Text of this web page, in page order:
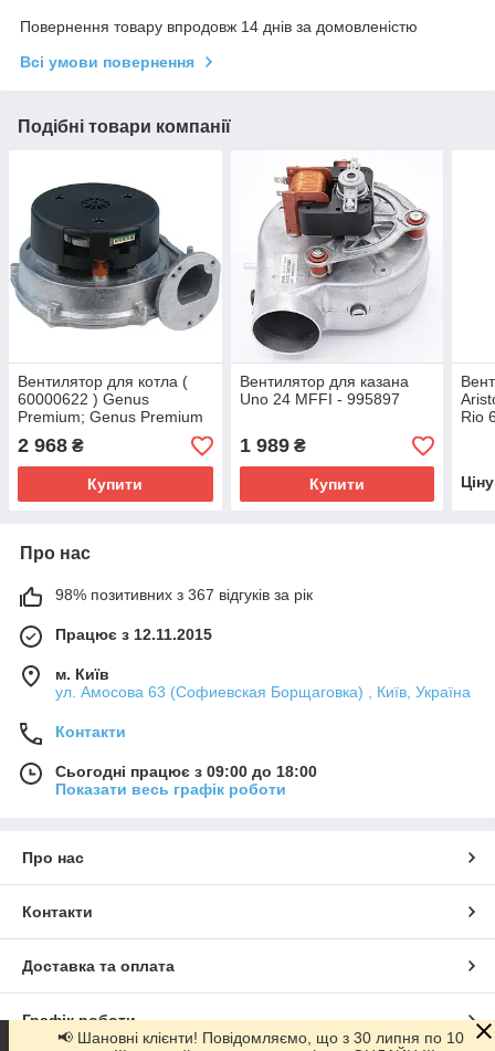
Повернення товару впродовж 14 днів за домовленістю
Всі умови повернення
Подібні товари компанії
Вентилятор для котла (
60000622 ) Genus
Premium; Genus Premium
System; Clas Premium;
Egis Premium
2 968 ₴
Купити
Вентилятор для казана
Uno 24 MFFI - 995897
1 989₴
Купити
Rio
Про нас
98% позитивних з 367 відгуків за рік
Працює з 12.11.2015
м. Київ
ул. Амосова 63 (Софиевская Борщаговка) , Київ, Україна
Контакти
Сьогодні працює з 09:00 до 18:00
Показати весь графік роботи
Про нас
Контакти
Доставка та оплата
Графік роботи
📢 Шановні клієнти! Повідомляємо, що з 30 липня по 10